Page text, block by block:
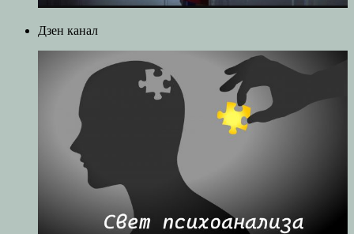
Дзен канал